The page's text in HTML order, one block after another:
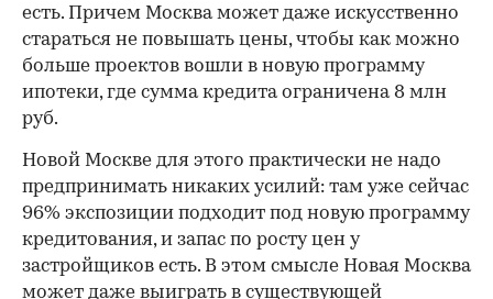
есть. Причем Москва может даже искусственно
стараться не повышать цены, чтобы как можно
больше проектов вошли в новую программу
ипотеки, где сумма кредита ограничена 8 млн
руб.
Новой Москве для этого практически не надо
предпринимать никаких усилий: там уже сейчас
96% экспозиции подходит под новую программу
кредитования, и запас по росту цен у
застройщиков есть. В этом смысле Новая Москва
может даже выиграть в существующей